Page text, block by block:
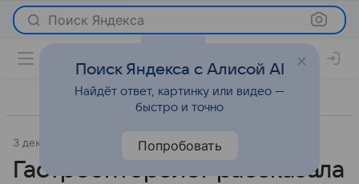
Поиск Яндекса
3 декабря 2024 О важном
Гастроэнтеролог рассказала
Поиск Яндекса с Алисой AI
Найдёт ответ, картинку или видео —
быстро и точно
Попробовать